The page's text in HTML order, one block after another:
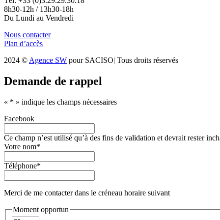
8h30-12h / 13h30-18h
Du Lundi au Vendredi
Nous contacter
Plan d’accès
2024 © Agence SW pour SACISO| Tous droits réservés
Demande de rappel
« * » indique les champs nécessaires
Facebook
Ce champ n’est utilisé qu’à des fins de validation et devrait rester
Votre nom*
Téléphone*
Merci de me contacter dans le créneau horaire suivant
Moment opportun